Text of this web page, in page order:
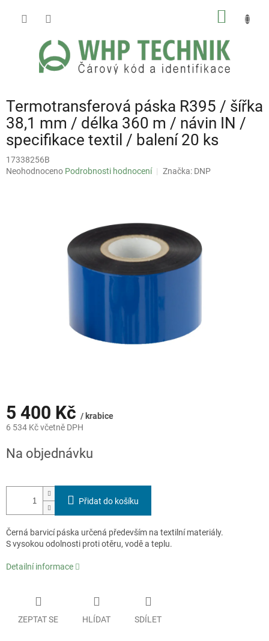
Termotransferová páska R395 / šířka
38,1 mm / délka 360 m / návin IN /
specifikace textil / balení 20 ks
17338256B
Průměrné
Neohodnoceno Podrobnosti hodnocení Značka: DNP
5 400 Kč / krabice
6 534 Kč včetně DPH
cena:
Na objednávku
Přidat do košíku
Černá barvicí páska určená především na textilní materiály.
S vysokou odolnosti proti otěru, vodě a teplu.
Detailní informace
ZEPTAT SE HLÍDAT SDÍLET